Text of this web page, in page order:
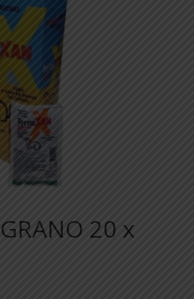
20 x